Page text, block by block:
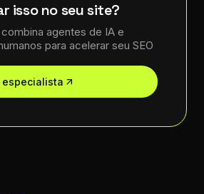
isso no seu site?
agentes de IA e
para acelerar seu SEO
especialista